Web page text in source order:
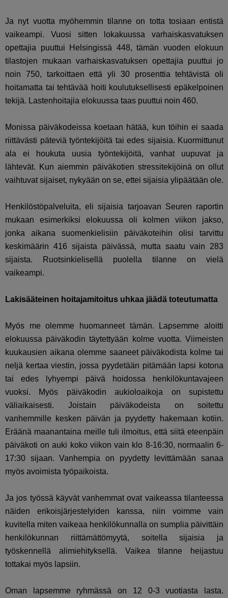
Ja nyt vuotta myöhemmin tilanne on totta tosiaan entistä
vaikeampi. Vuosi sitten lokakuussa varhaiskasvatuksen
opettajia puuttui Helsingissä 448, tämän vuoden elokuun
tilastojen mukaan varhaiskasvatuksen opettajia puuttui jo
noin 750, tarkoittaen että yli 30 prosenttia tehtävistä oli
hoitamatta tai tehtävää hoiti koulutuksellisesti epäkelpoinen
tekijä. Lastenhoitajia elokuussa taas puuttui noin 460.
Monissa päiväkodeissa koetaan hätää, kun töihin ei saada
riittävästi päteviä työntekijöitä tai edes sijaisia. Kuormittunut
ala ei houkuta uusia työntekijöitä, vanhat uupuvat ja
lähtevät. Kun aiemmin päiväkotien stressitekijöinä on ollut
vaihtuvat sijaiset, nykyään on se, ettei sijaisia ylipäätään ole.
Henkilöstöpalveluita, eli sijaisia tarjoavan Seuren raportin
mukaan esimerkiksi elokuussa oli kolmen viikon jakso,
jonka aikana suomenkielisiin päiväkoteihin olisi tarvittu
keskimäärin 416 sijaista päivässä, mutta saatu vain 283
sijaista. Ruotsinkielisellä puolella tilanne on vielä
vaikeampi.
Lakisääteinen hoitajamitoitus uhkaa jäädä toteutumatta
Myös me olemme huomanneet tämän. Lapsemme aloitti
elokuussa päiväkodin täytettyään kolme vuotta. Viimeisten
kuukausien aikana olemme saaneet päiväkodista kolme tai
neljä kertaa viestin, jossa pyydetään pitämään lapsi kotona
tai edes lyhyempi päivä hoidossa henkilökuntavajeen
vuoksi. Myös päiväkodin aukioloaikoja on supistettu
väliaikaisesti. Joistain päiväkodeista on soitettu
vanhemmille kesken päivän ja pyydetty hakemaan kotiin.
Eräänä maanantaina meille tuli ilmoitus, että siitä eteenpäin
päiväkoti on auki koko viikon vain klo 8-16:30, normaalin 6-
17:30 sijaan. Vanhempia on pyydetty levittämään sanaa
myös avoimista työpaikoista.
Ja jos työssä käyvät vanhemmat ovat vaikeassa tilanteessa
näiden erikoisjärjestelyiden kanssa, niin voimme vain
kuvitella miten vaikeaa henkilökunnalla on sumplia päivittäin
henkilökunnan riittämättömyytä, soitella sijaisia ja
työskennellä alimiehityksellä. Vaikea tilanne heijastuu
tottakai myös lapsiin.
Oman lapsemme ryhmässä on 12 0-3 vuotiasta lasta.